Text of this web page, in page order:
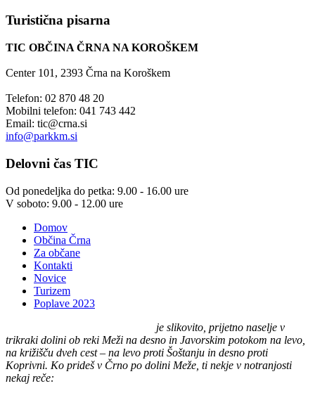
Turistična pisarna
TIC OBČINA ČRNA NA KOROŠKEM
Center 101, 2393 Črna na Koroškem
Telefon: 02 870 48 20
Mobilni telefon: 041 743 442
Email: tic@crna.si
info@parkkm.si
Delovni čas TIC
Od ponedeljka do petka: 9.00 - 16.00 ure
V soboto: 9.00 - 12.00 ure
Domov
Občina Črna
Za občane
Kontakti
Novice
Turizem
Poplave 2023
je slikovito, prijetno naselje v
trikraki dolini ob reki Meži na desno in Javorskim potokom na levo,
na križišču dveh cest – na levo proti Šoštanju in desno proti
Koprivni. Ko prideš v Črno po dolini Meže, ti nekje v notranjosti
nekaj reče: